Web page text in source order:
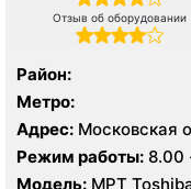
Отзыв об оборудовании
Район:
Метро:
Адрес: Московская
микрорайон
Режим работы: 8.00
Модель: МРТ